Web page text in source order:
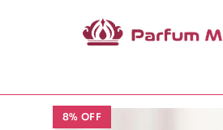
8% OFF